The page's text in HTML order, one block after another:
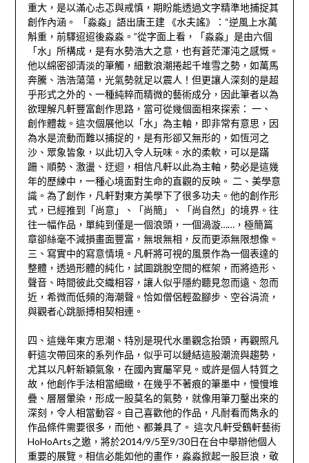
重大，是以滿心忐忑與戒慎，期盼能透過文字精準地捕捉其
創作內涵。 「淼淼」語出唐王建 《水夫謠》：“逆風上水萬
斛重，前驛迢迢後淼淼。”從字面上看，「淼淼」是由六個
「水」所構成，是有水勢浩大之意，也有蒼茫渾沌之感慨。
他以綿密卻清淡的筆觸，細數浪潮捲起千堆雪之勢，如萬馬
奔騰、浩浩蕩蕩，光氣勢就足以震人！但更讓人深刻的是超
乎形式之外的、一種純粹而精微的藝術成分，因此筆者以為
欲理解凡軒豐富創作思路，當可從幾個面相來探索： 一、
創作體裁。這次個展他以「水」為主軸，即非常有意思，因
為水是流動而難以捕捉的，是有形卻又無形的，如恆河之
沙、眾象皆象，以此切入令人玩味。水的柔軟，可以是蹣
跚、順勢、激盪、迂迴，相信凡軒以此為主軸，勢必是這幾
年的歷練中，一種心境面對生命的直觀的反映。 二、美學意
識。為了創作，凡軒對東方美學下了很多功夫。他的創作形
式，已經推到「尚意」、「尚簡」、「尚自然」的境界。往
往一幅作品，單純到僅是一個浪頭，一個渦漩……，極簡篇
章卻絲毫不減損畫面豐富，無垠無相，反而更添無限想像。
三、寫實中的寫意情境。凡軒將可視的風景作為一個表達的
整體，透過形體的純化，試圖跳脫空間的框架，而將造形、
聲音、時間彼此交織相容，讓人似乎隱約聽見忽而遠、忽而
近，希微而低頻的海潮聲。恰如僧侶輕盈腳步、空谷涓流，
與觀者心跳脈搏相契相連。
四、這幾年東方思潮、特別是現代水墨觀念抬頭，再觀照凡
軒這次帶回來的系列作品，似乎可以鏈結這股潮流與趨勢，
尤其以凡軒新穎氣象，在國內實屬罕見。或許是個人特質之
故，他創作手法相當細緻，在幾乎不著痕的筆墨中，慢慢堆
疊、層層暈染，形成一股莫名的氣勢，就像用筆刀鑿出來的
深刻，令人相當動容。自己喜歡他的作品，凡耐看而雋永的
作品條件需要很多，而他、都兼具了。 這次凡軒受鶴軒藝術
HoHoArts之邀，將於2014/9/5至9/30日在台中舉辦他個人
重要的展覽。相信必能如他的畫作，淼淼掀起一股巨浪，敬